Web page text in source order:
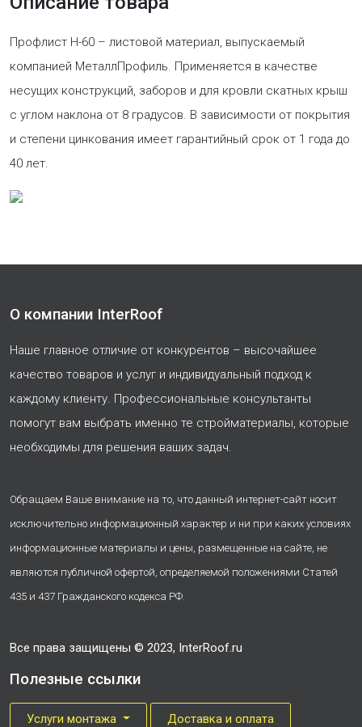
Профлист Н-60 – листовой материал, выпускаемый
компанией МеталлПрофиль. Применяется в качестве
несущих конструкций, заборов и для кровли скатных крыш
с углом наклона от 8 градусов. В зависимости от покрытия
и степени цинкования имеет гарантийный срок от 1 года до
40 лет.
О компании InterRoof
Наше главное отличие от конкурентов – высочайшее
качество товаров и услуг и индивидуальный подход к
каждому клиенту. Профессиональные консультанты
помогут вам выбрать именно те стройматериалы, которые
необходимы для решения ваших задач.
Обращаем Ваше внимание на то, что данный интернет-сайт носит
исключительно информационный характер и ни при каких условиях
информационные материалы и цены, размещенные на сайте, не
являются публичной офертой, определяемой положениями Статей
435 и 437 Гражданского кодекса РФ.
Все права защищены © 2023, InterRoof.ru
Полезные ссылки
Услуги монтажа Доставка и оплата